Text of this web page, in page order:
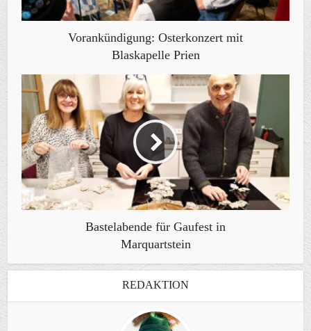
Vorankündigung: Osterkonzert mit
Blaskapelle Prien
Bastelabende für Gaufest in
Marquartstein
REDAKTION